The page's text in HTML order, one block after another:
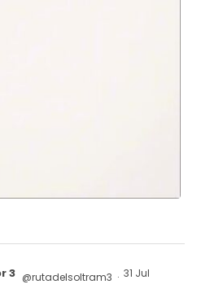
3 @rutadelsoltram3 · 31 Jul